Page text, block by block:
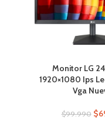
Monitor LG
1920×1080 Ips
Vga
$99.990 $